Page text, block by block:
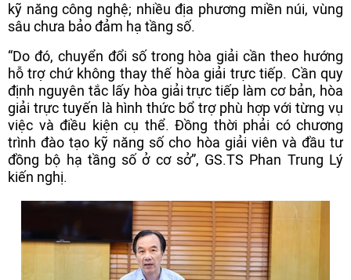
kỹ năng công nghệ; nhiều địa phương miền núi, vùng
sâu chưa bảo đảm hạ tầng số.
“Do đó, chuyển đổi số trong hòa giải cần theo hướng
hỗ trợ chứ không thay thế hòa giải trực tiếp. Cần quy
định nguyên tắc lấy hòa giải trực tiếp làm cơ bản, hòa
giải trực tuyến là hình thức bổ trợ phù hợp với từng vụ
việc và điều kiện cụ thể. Đồng thời phải có chương
trình đào tạo kỹ năng số cho hòa giải viên và đầu tư
đồng bộ hạ tầng số ở cơ sở”, GS.TS Phan Trung Lý
kiến nghị.